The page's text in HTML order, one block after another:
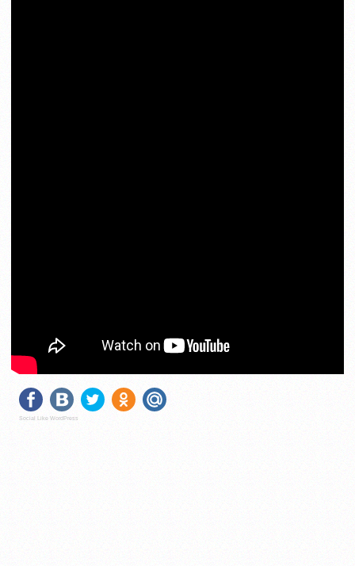
Social Like WordPress